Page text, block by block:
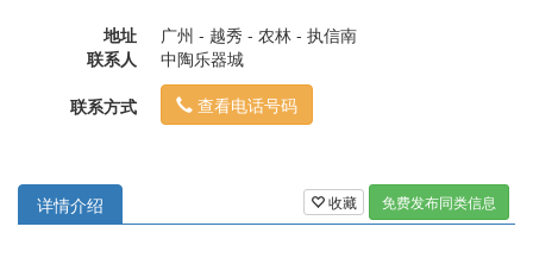
地址
广州 - 越秀 - 农林 - 执信南
联系人
中陶乐器城
联系方式
查看电话号码
收藏 免费发布同类信息
详情介绍